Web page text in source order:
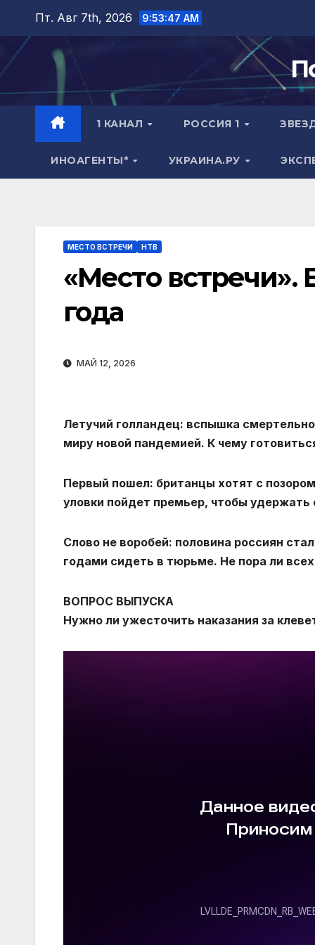
Перейти
содержимому
Пт. Авг 7th, 2026 9:53:48 AM
1 КАНАЛ РОССИЯ 1
ИНОАГЕНТЫ* УКРАИНА.РУ
МЕСТО ВСТРЕЧИ НТВ
«Место встречи».
года
МАЙ 12, 2026
Летучий голландец: вспышка
миру новой пандемией. К чему
Первый пошел: британцы хотят с
уловки пойдет премьер, чтобы удержать
Слово не воробей: половина россиян
годами сидеть в тюрьме. Не пора ли
ВОПРОС ВЫПУСКА
Нужно ли ужесточить наказания за